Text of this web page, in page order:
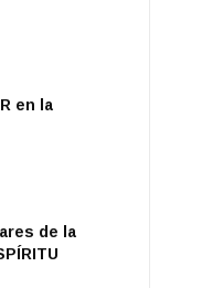
en la
de la